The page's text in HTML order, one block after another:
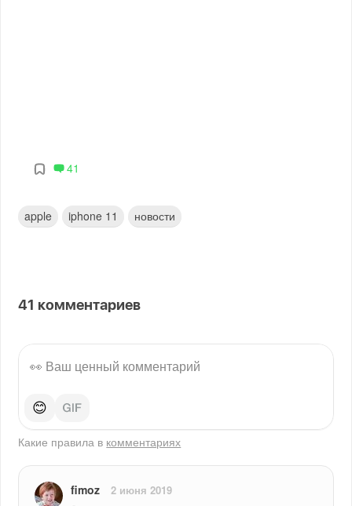
41
apple iphone 11 новости
41 комментариев
😊
Какие правила в комментариях
fimoz 2 июня 2019